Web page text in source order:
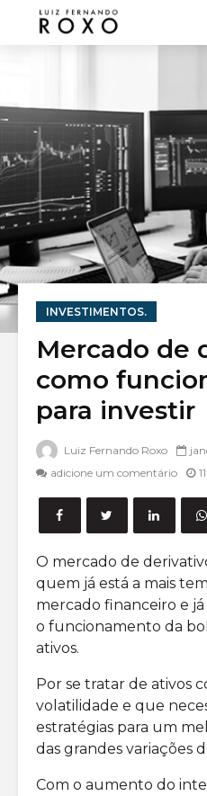
INVESTIMENTOS.
Mercado de
como
para investir
Luiz Fernando Roxo
adicione um comentário
O mercado de
quem já está a mais
mercado financeiro e
o funcionamento da
ativos.
Por se tratar de ativos
volatilidade e que
estratégias para um
das grandes variações
Com o aumento do
Bancos
7 melhores
2022]
O que são
Entenda de
Mercado
entenda
funciona
o que é
Volatilidade
Implícita
mercado
Opções?